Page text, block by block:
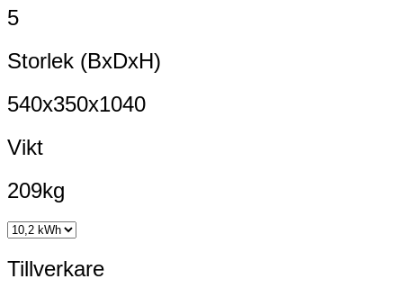
5
Storlek (BxDxH)
540x350x1040
Vikt
209kg
Tillverkare